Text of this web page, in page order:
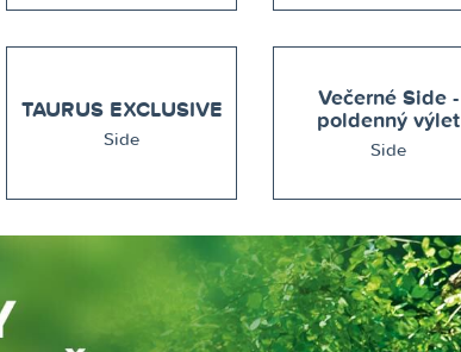
TAURUS EXCLUSIVE
Side
Večerné Side -
poldenný výlet
Side